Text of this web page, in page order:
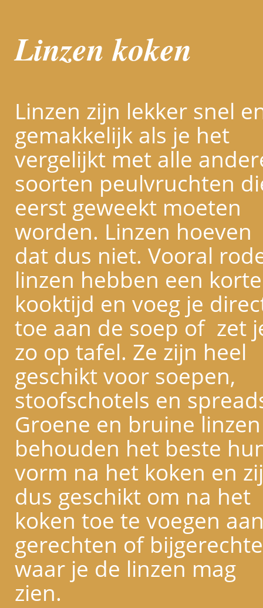
Linzen koken
Linzen zijn lekker snel
gemakkelijk als je het
vergelijkt met alle
soorten peulvruchten
eerst geweekt moeten
worden. Linzen hoeven
dat dus niet. Vooral
linzen hebben een korte
kooktijd en voeg je
toe aan de soep of zet
zo op tafel. Ze zijn heel
geschikt voor soepen,
stoofschotels en
Groene en bruine linzen
behouden het beste
vorm na het koken en
dus geschikt om na het
koken toe te voegen
gerechten of
waar je de linzen mag
zien.